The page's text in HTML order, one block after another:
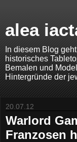
alea
In diesem Blog
historisches
Bemalen und
Hintergründe der
20.07.12
Warlord
Franzosen